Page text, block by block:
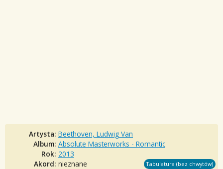
Artysta: Beethoven, Ludwig Van
Album: Absolute Masterworks - Romantic
Rok: 2013
Akord: nieznane Tabulatura (bez chwytów)